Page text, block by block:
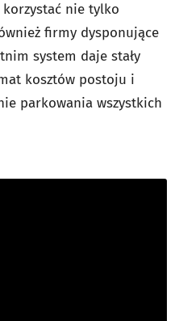
nie tylko
firmy dysponujące
system daje stały
kosztów postoju i
parkowania wszystkich